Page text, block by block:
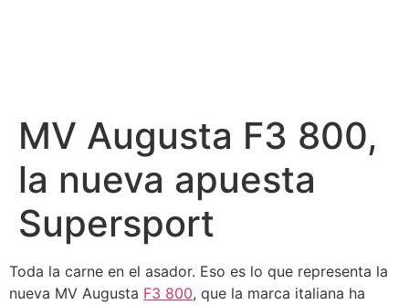
MV Augusta F3 800,
la nueva apuesta
Supersport
Toda la carne en el asador. Eso es lo que representa la
nueva MV Augusta F3 800, que la marca italiana ha